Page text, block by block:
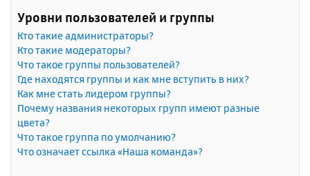
Уровни пользователей и группы
Кто такие администраторы?
Кто такие модераторы?
Что такое группы пользователей?
Где находятся группы и как мне вступить в них?
Как мне стать лидером группы?
Почему названия некоторых групп имеют разные
цвета?
Что такое группа по умолчанию?
Что означает ссылка «Наша команда»?